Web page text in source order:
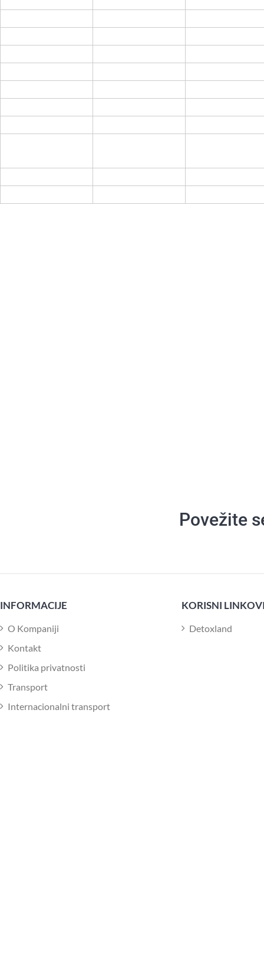
Povežite
INFORMACIJE
O Kompaniji
Kontakt
Politika privatnosti
Transport
Internacionalni transport
KORISNI
Detoxland